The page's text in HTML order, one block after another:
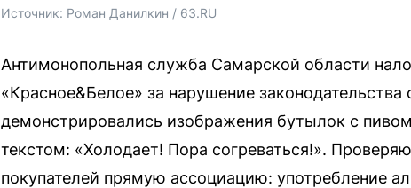
Источник: Роман Данилкин / 63.RU
Антимонопольная служба Самарской области
«Красное&Белое» за нарушение
демонстрировались изображения бутылок с
текстом: «Холодает! Пора согреваться!».
покупателей прямую ассоциацию: употребление